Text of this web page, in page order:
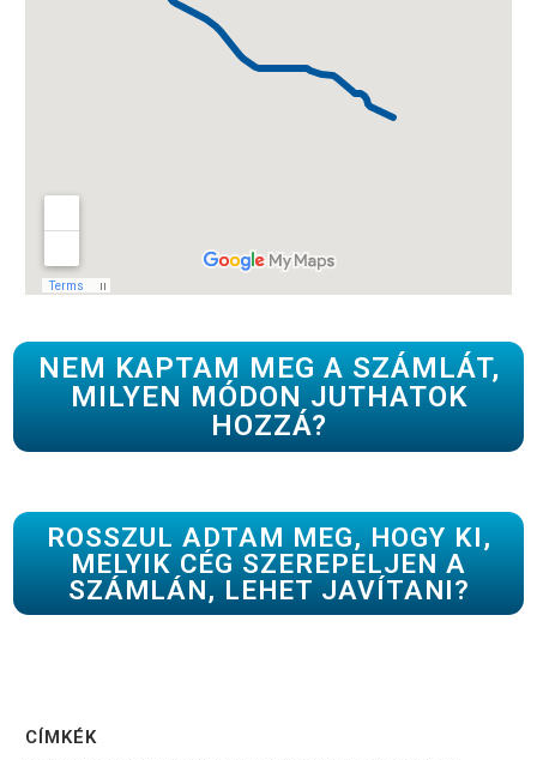
NEM KAPTAM MEG A SZÁMLÁT,
MILYEN MÓDON JUTHATOK
HOZZÁ?
ROSSZUL ADTAM MEG, HOGY KI,
MELYIK CÉG SZEREPELJEN A
SZÁMLÁN, LEHET JAVÍTANI?
CÍMKÉK